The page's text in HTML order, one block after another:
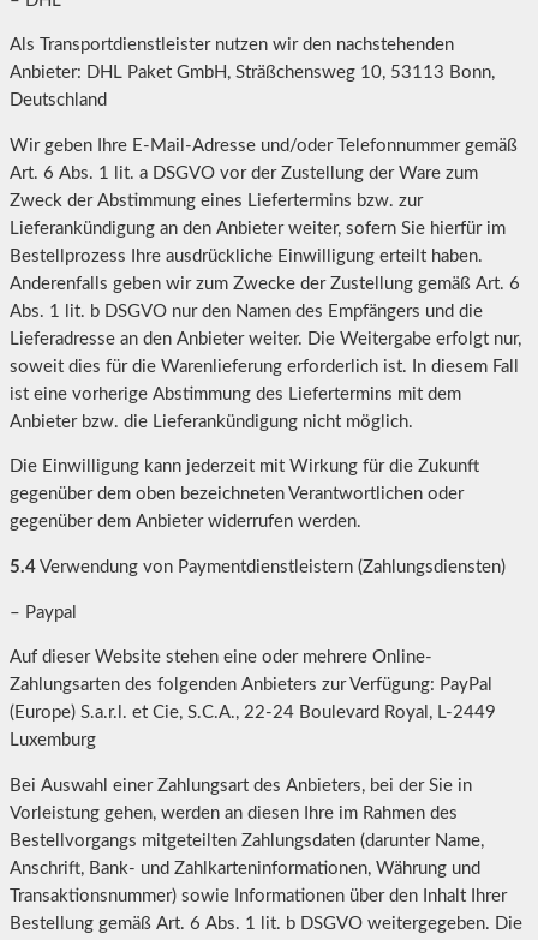
Als Transportdienstleister nutzen wir den nachstehenden
Anbieter: DHL Paket GmbH, Sträßchensweg 10, 53113 Bonn,
Deutschland
Wir geben Ihre E-Mail-Adresse und/oder Telefonnummer gemäß
Art. 6 Abs. 1 lit. a DSGVO vor der Zustellung der Ware zum
Zweck der Abstimmung eines Liefertermins bzw. zur
Lieferankündigung an den Anbieter weiter, sofern Sie hierfür im
Bestellprozess Ihre ausdrückliche Einwilligung erteilt haben.
Anderenfalls geben wir zum Zwecke der Zustellung gemäß Art. 6
Abs. 1 lit. b DSGVO nur den Namen des Empfängers und die
Lieferadresse an den Anbieter weiter. Die Weitergabe erfolgt nur,
soweit dies für die Warenlieferung erforderlich ist. In diesem Fall
ist eine vorherige Abstimmung des Liefertermins mit dem
Anbieter bzw. die Lieferankündigung nicht möglich.
Die Einwilligung kann jederzeit mit Wirkung für die Zukunft
gegenüber dem oben bezeichneten Verantwortlichen oder
gegenüber dem Anbieter widerrufen werden.
5.4 Verwendung von Paymentdienstleistern (Zahlungsdiensten)
– Paypal
Auf dieser Website stehen eine oder mehrere Online-
Zahlungsarten des folgenden Anbieters zur Verfügung: PayPal
(Europe) S.a.r.l. et Cie, S.C.A., 22-24 Boulevard Royal, L-2449
Luxemburg
Bei Auswahl einer Zahlungsart des Anbieters, bei der Sie in
Vorleistung gehen, werden an diesen Ihre im Rahmen des
Bestellvorgangs mitgeteilten Zahlungsdaten (darunter Name,
Anschrift, Bank- und Zahlkarteninformationen, Währung und
Transaktionsnummer) sowie Informationen über den Inhalt Ihrer
Bestellung gemäß Art. 6 Abs. 1 lit. b DSGVO weitergegeben. Die